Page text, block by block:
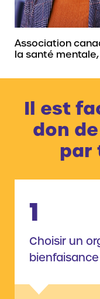
Association
la santé
Il est
don
par
1
Choisir un
bienfaisance